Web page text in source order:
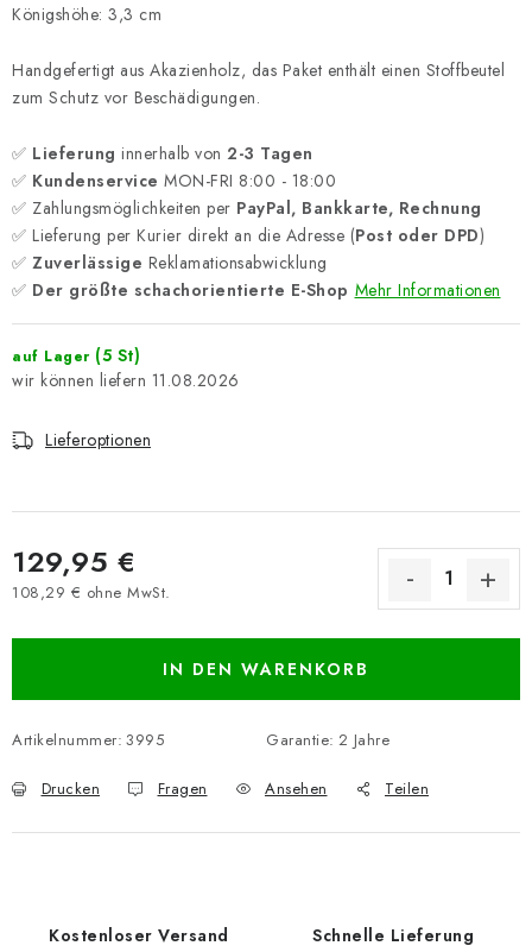
Königshöhe: 3,3 cm
Handgefertigt aus Akazienholz, das Paket enthält einen Stoffbeutel
zum Schutz vor Beschädigungen.
✅ Lieferung innerhalb von 2-3 Tagen
✅ Kundenservice MON-FRI 8:00 - 18:00
✅ Zahlungsmöglichkeiten per PayPal, Bankkarte, Rechnung
✅ Lieferung per Kurier direkt an die Adresse (Post oder DPD)
✅ Zuverlässige Reklamationsabwicklung
✅ Der größte schachorientierte E-Shop Mehr Informationen
auf Lager (5 St)
11.08.2026
Lieferoptionen
129,95 €
108,29 € ohne MwSt.
IN DEN WARENKORB
Artikelnummer: 3995 Garantie: 2 Jahre
Drucken Fragen Ansehen Teilen
Kostenloser Versand Schnelle Lieferung